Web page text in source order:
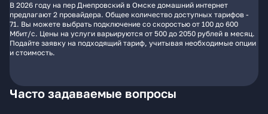
В 2026 году на пер Днепровский в Омске домашний интернет
предлагают 2 провайдера. Общее количество доступных тарифов -
71. Вы можете выбрать подключение со скоростью от 100 до 600
Мбит/с. Цены на услуги варьируются от 500 до 2050 рублей в месяц.
Подайте заявку на подходящий тариф, учитывая необходимые опции
и стоимость.
Часто задаваемые вопросы